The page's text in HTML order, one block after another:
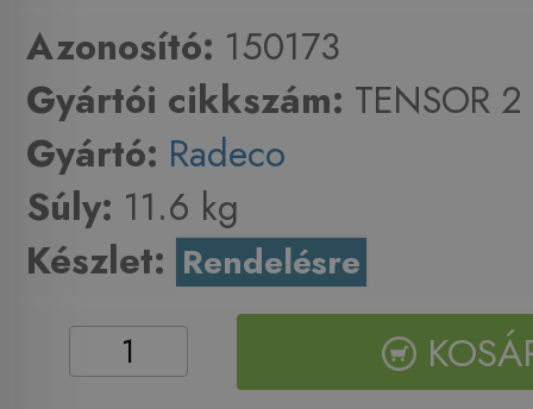
Azonosító: 150173
Gyártói cikkszám: TENSOR 2
Gyártó: Radeco
Súly: 11.6 kg
Készlet: Rendelésre